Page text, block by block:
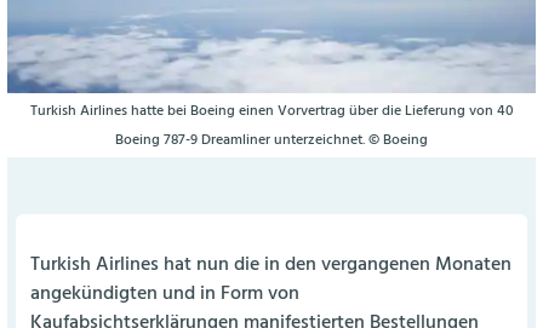
Turkish Airlines hatte bei Boeing einen Vorvertrag über die Lieferung von 40
Boeing 787-9 Dreamliner unterzeichnet. © Boeing
Turkish Airlines hat nun die in den vergangenen Monaten
angekündigten und in Form von